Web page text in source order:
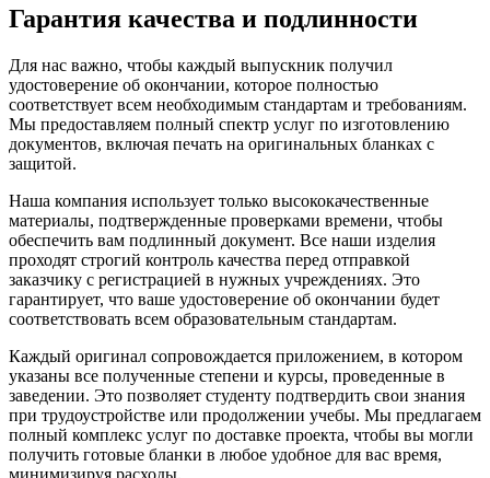
Гарантия качества и подлинности
Для нас важно, чтобы каждый выпускник получил
удостоверение об окончании, которое полностью
соответствует всем необходимым стандартам и требованиям.
Мы предоставляем полный спектр услуг по изготовлению
документов, включая печать на оригинальных бланках с
защитой.
Наша компания использует только высококачественные
материалы, подтвержденные проверками времени, чтобы
обеспечить вам подлинный документ. Все наши изделия
проходят строгий контроль качества перед отправкой
заказчику с регистрацией в нужных учреждениях. Это
гарантирует, что ваше удостоверение об окончании будет
соответствовать всем образовательным стандартам.
Каждый оригинал сопровождается приложением, в котором
указаны все полученные степени и курсы, проведенные в
заведении. Это позволяет студенту подтвердить свои знания
при трудоустройстве или продолжении учебы. Мы предлагаем
полный комплекс услуг по доставке проекта, чтобы вы могли
получить готовые бланки в любое удобное для вас время,
минимизируя расходы.